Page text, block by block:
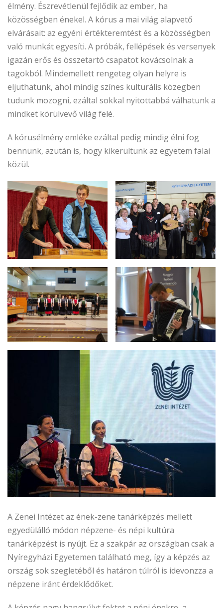
élmény. Észrevétlenül fejlődik az ember, ha
közösségben énekel. A kórus a mai világ alapvető
elvárásait: az egyéni értékteremtést és a közösségben
való munkát egyesíti. A próbák, fellépések és versenyek
igazán erős és összetartó csapatot kovácsolnak a
tagokból. Mindemellett rengeteg olyan helyre is
eljuthatunk, ahol mindig színes kulturális közegben
tudunk mozogni, ezáltal sokkal nyitottabbá válhatunk a
mindket körülvevő világ felé.
A kórusélmény emléke ezáltal pedig mindig élni fog
bennünk, azután is, hogy kikerültunk az egyetem falai
közül.
A Zenei Intézet az ének-zene tanárképzés mellett
egyedülálló módon népzene- és népi kultúra
tanárképzést is nyújt. Ez a szakpár az országban csak a
Nyíregyházi Egyetemen található meg, így a képzés az
ország sok szegletéből és határon túlról is idevonzza a
népzene iránt érdeklődőket.